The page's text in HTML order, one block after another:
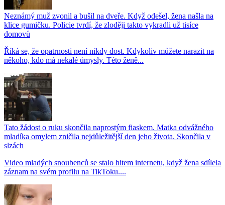
Neznámý muž zvonil a bušil na dveře. Když odešel, žena našla na
klice gumičku. Policie tvrdí, že zloději takto vykradli už tisíce
domovů
Říká se, že opatrnosti není nikdy dost. Kdykoliv můžete narazit na
někoho, kdo má nekalé úmysly. Této ženě...
Tato žádost o ruku skončila naprostým fiaskem. Matka odvážného
mladíka omylem zničila nejdůležitější den jeho života. Skončila v
slzách
Video mladých snoubenců se stalo hitem internetu, když žena sdílela
záznam na svém profilu na TikToku....